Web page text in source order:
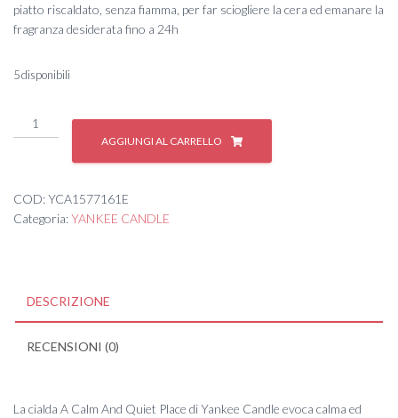
piatto riscaldato, senza fiamma, per far sciogliere la cera ed emanare la
fragranza desiderata fino a 24h
5 disponibili
CLASSIC
RAINBOW
COOKIE
AGGIUNGI AL CARRELLO
COD:YCA1577161E
Categoria:YANKEE CANDLE
DESCRIZIONE
RECENSIONI (0)
La cialda A Calm And Quiet Place di Yankee Candle evoca calma ed